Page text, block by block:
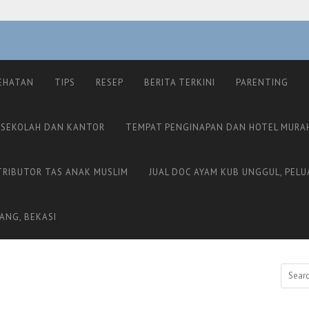
TIPS RESEP BERITA TERKINI PARENTING
DAN KANTOR TEMPAT PENGINAPAN DAN HOTEL
TAS ANAK MUSLIM JUAL DOC AYAM KUB UNGGUL,
BEKASI
Search
for: